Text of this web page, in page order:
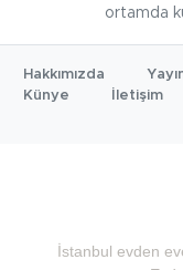
ortamda
Hakkımızda
Künye
İletişim
İstanbul evden